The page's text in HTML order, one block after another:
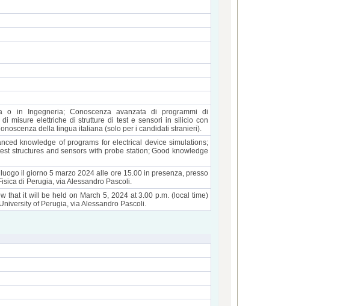
o in Ingegneria; Conoscenza avanzata di programmi di
misure elettriche di strutture di test e sensori in silicio con
della lingua italiana (solo per i candidati stranieri).
knowledge of programs for electrical device simulations;
structures and sensors with probe station; Good knowledge
il giorno 5 marzo 2024 alle ore 15.00 in presenza, presso
di Perugia, via Alessandro Pascoli.
that it will be held on March 5, 2024 at 3.00 p.m. (local time)
of Perugia, via Alessandro Pascoli.